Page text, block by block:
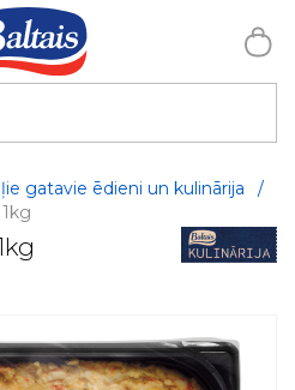
gatavie ēdieni un kulinārija
/